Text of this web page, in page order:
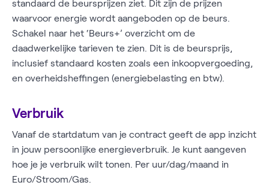
standaard de beursprijzen ziet. Dit zijn de prijzen
waarvoor energie wordt aangeboden op de beurs.
Schakel naar het ‘Beurs+’ overzicht om de
daadwerkelijke tarieven te zien. Dit is de beursprijs,
inclusief standaard kosten zoals een inkoopvergoeding,
en overheidsheffingen (energiebelasting en btw).
Verbruik
Vanaf de startdatum van je contract geeft de app inzicht
in jouw persoonlijke energieverbruik. Je kunt aangeven
hoe je je verbruik wilt tonen. Per uur/dag/maand in
Euro/Stroom/Gas.